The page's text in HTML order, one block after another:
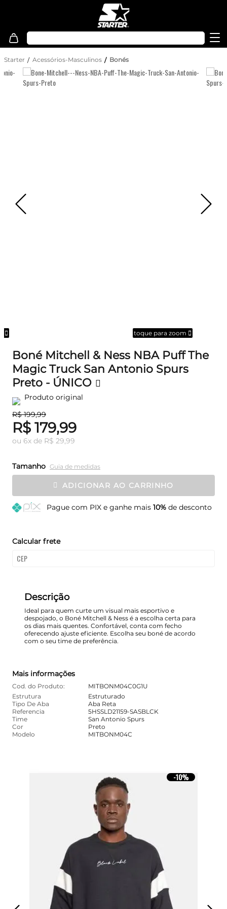
Starter Acessórios-Masculinos Bonés
toque para zoom
Boné Mitchell & Ness NBA Puff The
Magic Truck San Antonio Spurs
Preto - ÚNICO
Produto original
R$ 199,99
R$ 179,99
ou 6x de R$ 29,99
Tamanho Guia de medidas
ADICIONAR AO CARRINHO
Pague com PIX e ganhe mais 10%de desconto
Calcular frete
Descrição
Ideal para quem curte um visual mais esportivo e
despojado, o Boné Mitchell & Ness é a escolha certa para
os dias mais quentes. Confortável, conta com fecho
oferecendo ajuste eficiente. Escolha seu boné de acordo
com o seu time de preferência.
Mais informações
Cod. do Produto:
MITBONM04C0G1U
Estrutura
Estruturado
Tipo De Aba
Aba Reta
Referencia
5HSSLD21159-SASBLCK
Time
San Antonio Spurs
Cor
Preto
Modelo
MITBONM04C
-10%